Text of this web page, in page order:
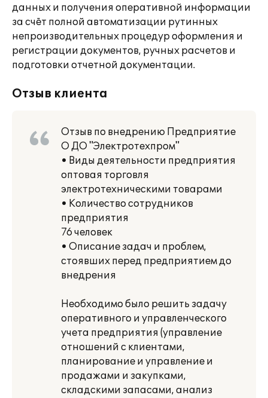
данных и получения оперативной информации
за счёт полной автоматизации рутинных
непроизводительных процедур оформления и
регистрации документов, ручных расчетов и
подготовки отчетной документации.
Отзыв клиента
Отзыв по внедрению Предприятие
О ДО "Электротехпром"
• Виды деятельности предприятия
оптовая торговля
электротехническими товарами
• Количество сотрудников
предприятия
76 человек
• Описание задач и проблем,
стоявших перед предприятием до
внедрения
Необходимо было решить задачу
оперативного и управленческого
учета предприятия (управление
отношений с клиентами,
планирование и управление и
продажами и закупками,
складскими запасами, анализ